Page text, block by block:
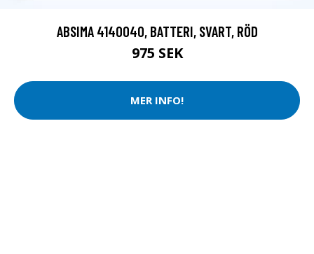
ABSIMA 4140040, BATTERI, SVART, RÖD
975 SEK
MER INFO!